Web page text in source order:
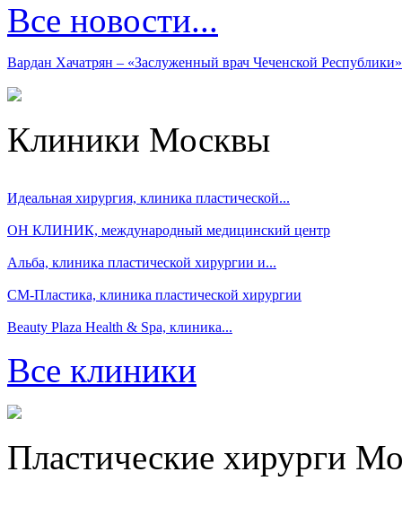
Все новости...
Вардан Хачатрян – «Заслуженный врач Чеченской Республики»
Клиники Москвы
Идеальная хирургия, клиника пластической...
ОН КЛИНИК, международный медицинский центр
Альба, клиника пластической хирургии и...
СМ-Пластика, клиника пластической хирургии
Beauty Plaza Health & Spa, клиника...
Все клиники
Пластические хирурги